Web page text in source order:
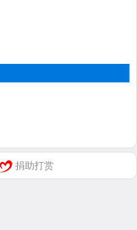
捐助打赏